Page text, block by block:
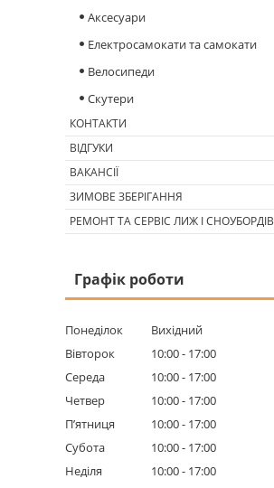
Аксесуари
Електросамокати та самокати
Велосипеди
Скутери
КОНТАКТИ
ВІДГУКИ
ВАКАНСІЇ
ЗИМОВЕ ЗБЕРІГАННЯ
РЕМОНТ ТА СЕРВІС ЛИЖ І СНОУБОРДІВ
Графік роботи
Понеділок
Вихідний
Вівторок
10:00
17:00
Середа
10:00
17:00
Четвер
10:00
17:00
Пʼятниця
10:00
17:00
Субота
10:00
17:00
Неділя
10:00 17:00